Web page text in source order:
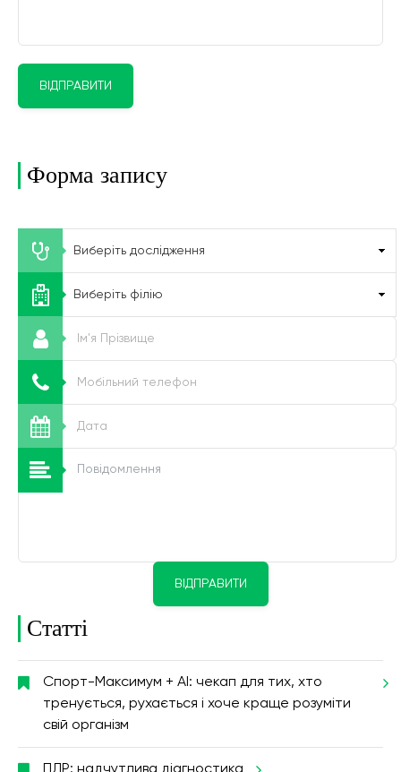
ВІДПРАВИТИ
Форма запису
ВІДПРАВИТИ
Статті
Спорт-Максимум + AI: чекап для тих, хто
тренується, рухається і хоче краще розуміти
свій організм